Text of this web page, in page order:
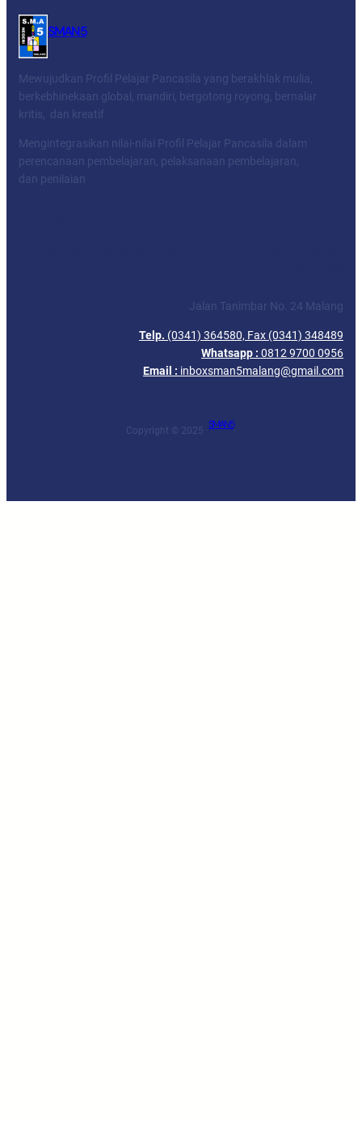
SMAN 5
Mewujudkan Profil Pelajar Pancasila yang berakhlak mulia,
berkebhinekaan global, mandiri, bergotong royong, bernalar
kritis, dan kreatif
Mengintegrasikan nilai-nilai Profil Pelajar Pancasila dalam
perencanaan pembelajaran, pelaksanaan pembelajaran,
dan penilaian
Jalan Tanimbar No. 24 Malang
Telp. (0341) 364580, Fax (0341) 348489
Whatsapp : 0812 9700 0956
Email : inboxsman5malang@gmail.com
Copyright © 2025 ·SMAN 5·